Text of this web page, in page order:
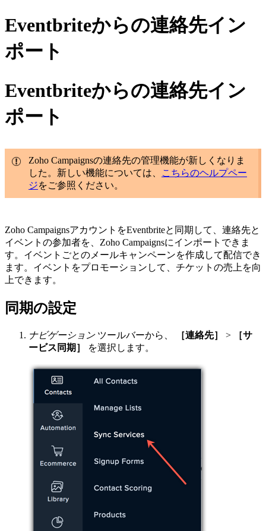
Eventbriteからの連絡先イン
ポート
Eventbriteからの連絡先イン
ポート
Zoho Campaignsの連絡先の管理機能が新しくなりま
した。新しい機能については、
こちらのヘルプペー
ジをご参照ください。
Zoho CampaignsアカウントをEventbriteと同期して、連絡先と
イベントの参加者を、Zoho Campaignsにインポートできま
す。イベントごとのメールキャンペーンを作成して配信でき
ます。イベントをプロモーションして、チケットの売上を向
上できます。
同期の設定
ナビゲーション ツールバーから、 ［連絡先］ >
［サ
ービス同期］
を選択します。